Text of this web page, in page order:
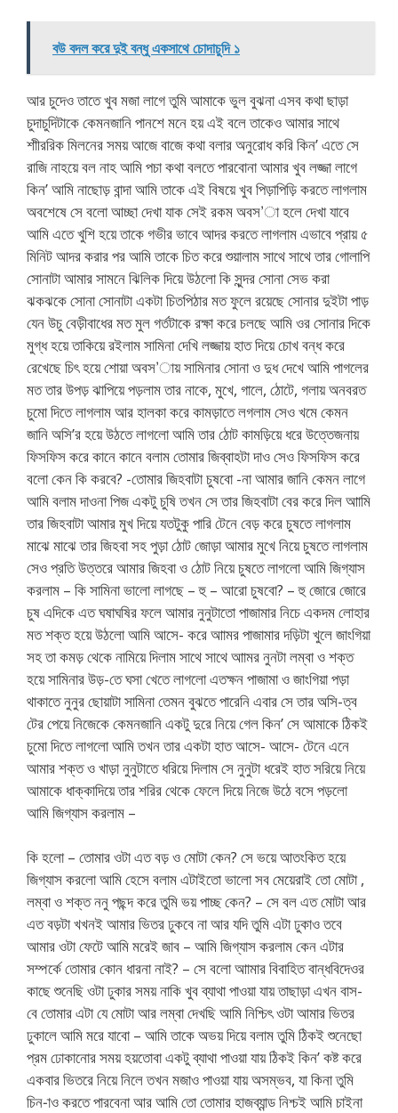
বউ বদল করে দুই বন্ধু একসাথে চোদাচুদি ১
আর চুদেও তাতে খুব মজা লাগে তুমি আমাকে ভুল বুঝনা এসব কথা ছাড়া
চুদাচুদিটাকে কেমনজানি পানশে মনে হয় এই বলে তাকেও আমার সাথে
শাীররিক মিলনের সময় আজে বাজে কথা বলার অনুরোধ করি কিন’ এতে সে
রাজি নাহয়ে বল নাহ আমি পচা কথা বলতে পারবোনা আমার খুব লজ্জা লাগে
কিন’ আমি নাছোড় বান্দা আমি তাকে এই বিষয়ে খুব পিড়াপিড়ি করতে লাগলাম
অবশেষে সে বলো আচ্ছা দেখা যাক সেই রকম অবস’া হলে দেখা যাবে
আমি এতে খুশি হয়ে তাকে গভীর ভাবে আদর করতে লাগলাম এভাবে প্রায় ৫
মিনিট আদর করার পর আমি তাকে চিত করে শুয়ালাম সাথে সাথে তার গোলাপি
সোনাটা আমার সামনে ঝিলিক দিয়ে উঠলো কি সুন্দর সোনা সেভ করা
ঝকঝকে সোনা সোনাটা একটা চিতপিঠার মত ফুলে রয়েছে সোনার দুইটা পাড়
যেন উচু বেড়ীবাধের মত মুল গর্তটাকে রক্ষা করে চলছে আমি ওর সোনার দিকে
মুগ্ধ হয়ে তাকিয়ে রইলাম সামিনা দেখি লজ্জায় হাত দিয়ে চোখ বন্ধ করে
রেখেছে চিৎ হয়ে শোয়া অবস’ায় সামিনার সোনা ও দুধ দেখে আমি পাগলের
মত তার উপড় ঝাপিয়ে পড়লাম তার নাকে, মুখে, গালে, ঠোটে, গলায় অনবরত
চুমো দিতে লাগলাম আর হালকা করে কামড়াতে লগলাম সেও খমে কেমন
জানি অসি’র হয়ে উঠতে লাগলো আমি তার ঠোট কামড়িয়ে ধরে উত্তেজনায়
ফিসফিস করে কানে কানে বলাম তোমার জিব্বাহটা দাও সেও ফিসফিস করে
বলো কেন কি করবে? -তোমার জিহবাটা চুষবো -না আমার জানি কেমন লাগে
আমি বলাম দাওনা পিজ একটু চুষি তখন সে তার জিহবাটা বের করে দিল আামি
তার জিহবাটা আমার মুখ দিয়ে যতটুকু পারি টেনে বেড় করে চুষতে লাগলাম
মাঝে মাঝে তার জিহবা সহ পুড়া ঠোট জোড়া আমার মুখে নিয়ে চুষতে লাগলাম
সেও প্রতি উত্তরে আমার জিহবা ও ঠোট নিয়ে চুষতে লাগলো আমি জিগ্যাস
করলাম – কি সামিনা ভালো লাগছে – হু – আরো চুষবো? – হু জোরে জোরে
চুষ এদিকে এত ঘষাঘষির ফলে আমার নুনুটাতো পাজামার নিচে একদম লোহার
মত শক্ত হয়ে উঠলো আমি আসে- করে আামর পাজামার দড়িটা খুলে জাংগিয়া
সহ তা কমড় থেকে নামিয়ে দিলাম সাথে সাথে আামর নুনটা লম্বা ও শক্ত
হয়ে সামিনার উড়-তে ঘসা খেতে লাগলো এতক্ষন পাজামা ও জাংগিয়া পড়া
থাকাতে নুনুর ছোয়াটা সামিনা তেমন বুঝতে পারেনি এবার সে তার অসি-ত্ব
টের পেয়ে নিজেকে কেমনজানি একটু দুরে নিয়ে গেল কিন’ সে আমাকে ঠিকই
চুমো দিতে লাগলো আমি তখন তার একটা হাত আসে- আসে- টেনে এনে
আমার শক্ত ও খাড়া নুনুটাতে ধরিয়ে দিলাম সে নুনুটা ধরেই হাত সরিয়ে নিয়ে
আমাকে ধাক্কাদিয়ে তার শরির থেকে ফেলে দিয়ে নিজে উঠে বসে পড়লো
আমি জিগ্যাস করলাম –
কি হলো – তোমার ওটা এত বড় ও মোটা কেন? সে ভয়ে আতংকিত হয়ে
জিগ্যাস করলো আমি হেসে বলাম এটাইতো ভালো সব মেয়েরাই তো মোটা ,
লম্বা ও শক্ত ননু পছন্দ করে তুমি ভয় পাচ্ছ কেন? – সে বল এত মোটা আর
এত বড়টা খখনই আমার ভিতর ঢুকবে না আর যদি তুমি এটা ঢুকাও তবে
আমার ওটা ফেটে আমি মরেই জাব – আমি জিগ্যাস করলাম কেন এটার
সম্পর্কে তোমার কোন ধারনা নাই? – সে বলো আামার বিবাহিত বান্ধবিদেওর
কাছে শুনেছি ওটা ঢুকার সময় নাকি খুব ব্যাথা পাওয়া যায় তাছাড়া এখন বাস-
বে তোমার এটা যে মোটা আর লম্বা দেখছি আমি নিশ্চিৎ ওটা আমার ভিতর
ঢুকালে আমি মরে যাবো – আমি তাকে অভয় দিয়ে বলাম তুমি ঠিকই শুনেছো
প্রম ঢোকানোর সময় হয়তোবা একটু ব্যাথা পাওয়া যায় ঠিকই কিন’ কষ্ট করে
একবার ভিতরে নিয়ে নিলে তখন মজাও পাওয়া যায় অসম্ভব, যা কিনা তুমি
চিন-াও করতে পারবেনা আর আমি তো তোমার হাজব্যান্ড নিশ্চই আমি চাইনা